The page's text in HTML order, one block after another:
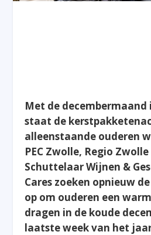
Met de
staat de
alleenstaande ouderen
PEC Zwolle, Regio
Schuttelaar Wijnen &
Cares zoeken opnieuw
op om ouderen een
dragen in de koude
laatste week van het